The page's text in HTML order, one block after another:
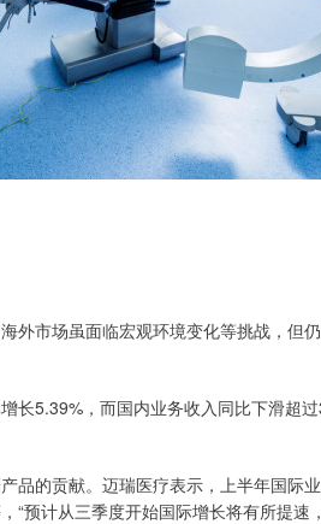
外市场虽面临宏观环境变化等挑战，但
长5.39%，而国内业务收入同比下滑超
品的贡献。迈瑞医疗表示，上半年国际
“预计从三季度开始国际增长将有所提